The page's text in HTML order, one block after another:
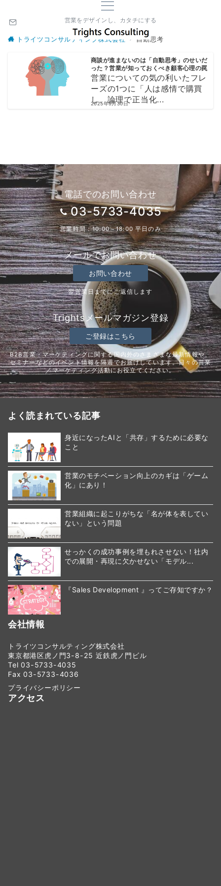
営業をデザインし、カタチにする
トライツコンサルティング株式会社 自動思考
商談が進まないのは「自動思考」のせいだ
った？営業が知っておくべき顧客心理の罠
営業についての気の利いたフレ
ーズの1つに「人は感情で購買
し、論理で正当化...
2025年9月30日
電話でのお問い合わせ
03-5733-4035
営業時間：10:00～18:00 平日のみ
メールでお問い合わせ
お問い合わせ
翌営業日までにご返信します
Trightsメールマガジン登録
ご登録はこちら
B2B営業・マーケティングに関する国内外のさまざまな最新情報や、
セミナーなどのイベント情報を隔週でお届けしています。日々の営業
／マーケティング活動にお役立てください。
よく読まれている記事
身近になったAIと「共存」するために必要な
こと
営業のモチベーション向上のカギは「ゲーム
化」にあり！
営業組織に起こりがちな「名が体を表してい
ない」という問題
せっかくの成功事例を埋もれさせない！社内
での展開・再現に欠かせない「モデル...
『Sales Development 』ってご存知ですか？
会社情報
トライツコンサルティング株式会社
東京都港区虎ノ門3-8-25 近鉄虎ノ門ビル
Tel 03-5733-4035
Fax 03-5733-4036
プライバシーポリシー
アクセス